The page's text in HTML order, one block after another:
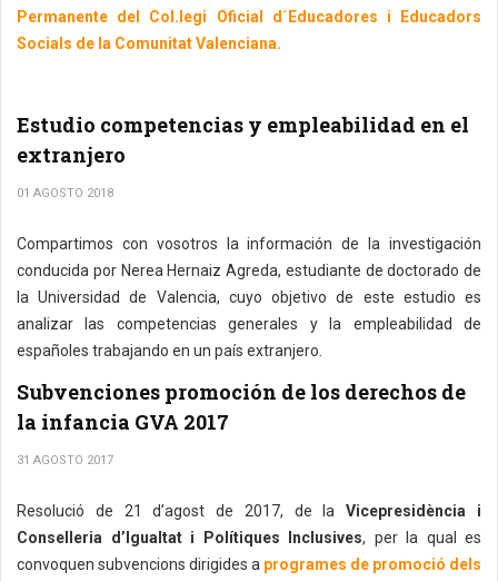
Permanente del Col.legi Oficial d´Educadores i Educadors
Socials de la Comunitat Valenciana.
Estudio competencias y empleabilidad en el
extranjero
01 AGOSTO 2018
Compartimos con vosotros la información de la investigación
conducida por Nerea Hernaiz Agreda, estudiante de doctorado de
la Universidad de Valencia, cuyo objetivo de este estudio es
analizar las competencias generales y la empleabilidad de
españoles trabajando en un país extranjero.
Subvenciones promoción de los derechos de
la infancia GVA 2017
31 AGOSTO 2017
Resolució de 21 d’agost de 2017, de laVicepresidència i
Conselleria d’Igualtat i Polítiques Inclusives, per la qual es
convoquen subvencions dirigides a programes de promoció dels